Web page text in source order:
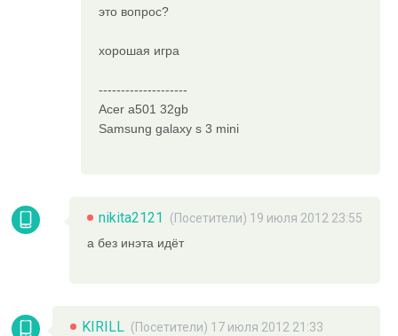
это вопрос?
хорошая игра
--------------------
Acer a501 32gb
Samsung galaxy s 3 mini
nikita2121
(Посетители) 19 июля 2012 23:55
а без инэта идёт
KIRILL (Посетители) 17 июля 2012 21:33